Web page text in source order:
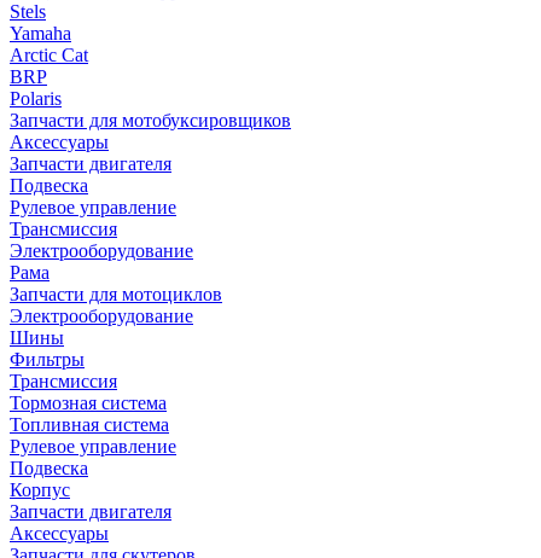
Stels
Yamaha
Arctic Cat
BRP
Polaris
Запчасти для мотобуксировщиков
Аксессуары
Запчасти двигателя
Подвеска
Рулевое управление
Трансмиссия
Электрооборудование
Рама
Запчасти для мотоциклов
Электрооборудование
Шины
Фильтры
Трансмиссия
Тормозная система
Топливная система
Рулевое управление
Подвеска
Корпус
Запчасти двигателя
Аксессуары